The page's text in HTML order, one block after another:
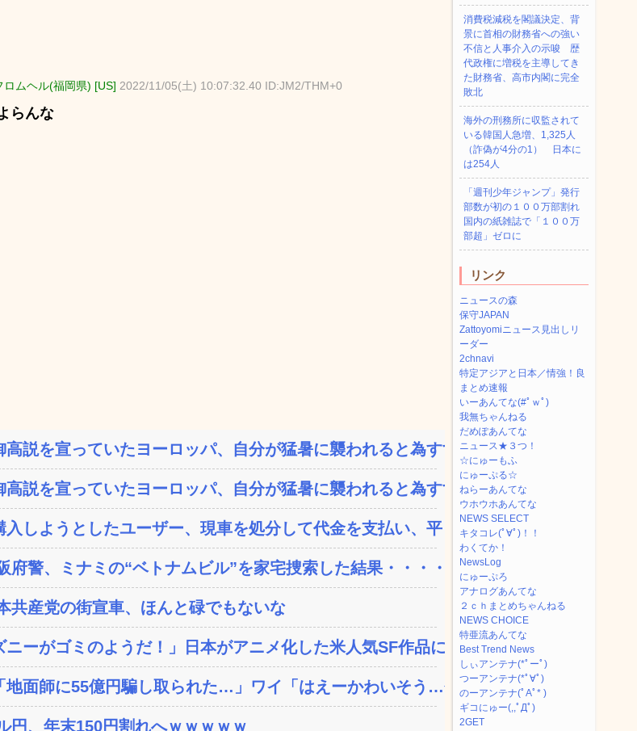
ムヘル(福岡県) [US] 2022/11/05(土) 10:07:32.40 ID:JM2/THM+0
らんな
高説を宣っていたヨーロッパ、自分が猛暑に襲われると為すすべ...
高説を宣っていたヨーロッパ、自分が猛暑に襲われると為すすべ...
入しようとしたユーザー、現車を処分して代金を支払い、平日の...
府警、ミナミの“ベトナムビル”を家宅捜索した結果・・・・...
共産党の街宣車、ほんと碌でもないな
ニーがゴミのようだ！」日本がアニメ化した米人気SF作品に絶...
地面師に55億円騙し取られた…」ワイ「はえーかわいそう…会...
円、年末150円割れへｗｗｗｗｗ
消費税減税を閣議決定、背
景に首相の財務省への強い
不信と人事介入の示唆 歴
代政権に増税を主導してき
た財務省、高市内閣に完全
敗北
海外の刑務所に収監されて
いる韓国人急増、1,325人
（詐偽が4分の1） 日本に
は254人
「週刊少年ジャンプ」発行
部数が初の１００万部割れ
国内の紙雑誌で「１００万
部超」ゼロに
リンク
ニュースの森
保守JAPAN
Zattoyomiニュース見出しリ
ーダー
2chnavi
特定アジアと日本／情強！良
まとめ速報
いーあんてな(#ﾟｗﾟ)
我無ちゃんねる
だめぽあんてな
ニュース★３つ！
☆にゅーもふ
にゅーぷる☆
ねらーあんてな
ウホウホあんてな
NEWS SELECT
キタコレ(ﾟ∀ﾟ)！！
わくてか！
NewsLog
にゅーぷろ
アナログあんてな
２ｃｈまとめちゃんねる
NEWS CHOICE
特亜流あんてな
Best Trend News
しぃアンテナ(*ﾟーﾟ)
つーアンテナ(*ﾟ∀ﾟ)
のーアンテナ(ﾟAﾟ* )
ギコにゅー(,,ﾟДﾟ)
2GET